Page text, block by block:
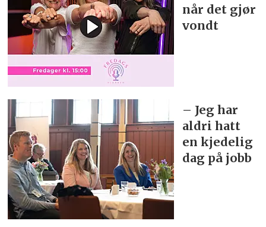
når det gjør
vondt
– Jeg har
aldri hatt
en kjedelig
dag på jobb